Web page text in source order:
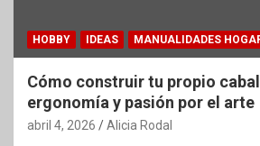
HOBBY IDEAS MANUALIDADES
Cómo construir tu propio
ergonomía y pasión por el arte
abril 4, 2026 Alicia Rodal